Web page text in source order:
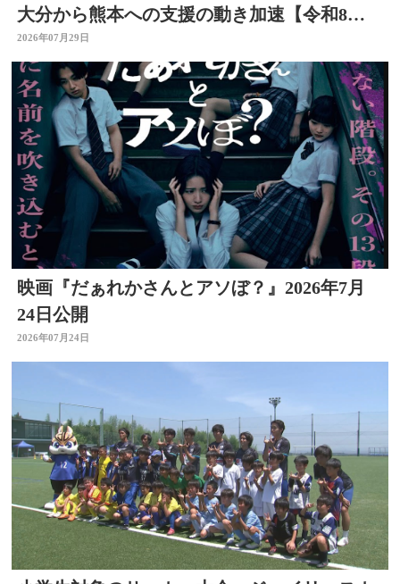
大分から熊本への支援の動き加速【令和8年
熊本地震】
2026年07月29日
映画『だぁれかさんとアソぼ？』2026年7月
24日公開
2026年07月24日